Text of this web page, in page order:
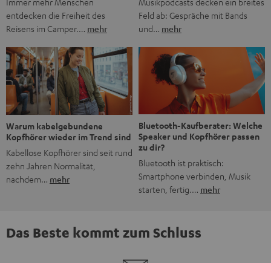
entdecken die Freiheit des
Reisens im Camper.… mehr
Feld ab: Gespräche mit Bands
und… mehr
Warum kabelgebundene
Kopfhörer wieder im Trend sind
Kabellose Kopfhörer sind seit rund
zehn Jahren Normalität,
nachdem… mehr
Bluetooth-Kaufberater: Welche
Speaker und Kopfhörer passen
zu dir?
Bluetooth ist praktisch:
Smartphone verbinden, Musik
starten, fertig.… mehr
Das Beste kommt zum Schluss